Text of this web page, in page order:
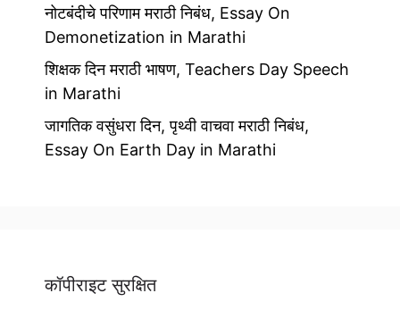
नोटबंदीचे परिणाम मराठी निबंध, Essay On
Demonetization in Marathi
शिक्षक दिन मराठी भाषण, Teachers Day Speech
in Marathi
जागतिक वसुंधरा दिन, पृथ्वी वाचवा मराठी निबंध,
Essay On Earth Day in Marathi
कॉपीराइट सुरक्षित